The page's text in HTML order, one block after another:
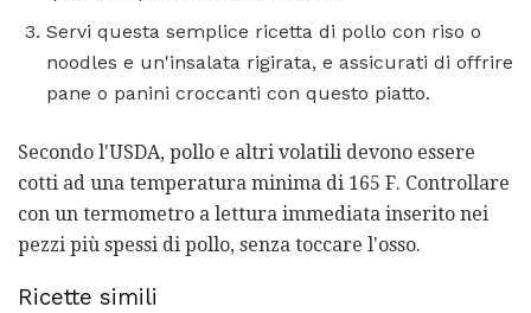
Servi questa semplice ricetta di pollo con riso o
noodles e un'insalata rigirata, e assicurati di offrire
pane o panini croccanti con questo piatto.
Secondo l'USDA, pollo e altri volatili devono essere
cotti ad una temperatura minima di 165 F. Controllare
con un termometro a lettura immediata inserito nei
pezzi più spessi di pollo, senza toccare l'osso.
Ricette simili